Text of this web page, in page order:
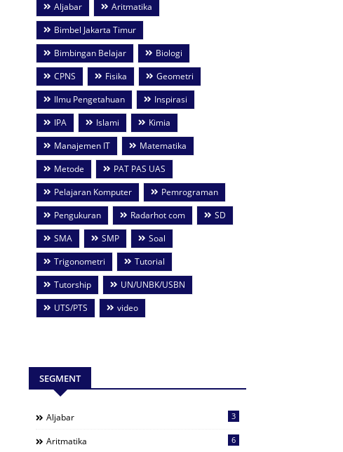
Aljabar
Aritmatika
Bimbel Jakarta Timur
Bimbingan Belajar
Biologi
CPNS
Fisika
Geometri
Ilmu Pengetahuan
Inspirasi
IPA
Islami
Kimia
Manajemen IT
Matematika
Metode
PAT PAS UAS
Pelajaran Komputer
Pemrograman
Pengukuran
Radarhot com
SD
SMA
SMP
Soal
Trigonometri
Tutorial
Tutorship
UN/UNBK/USBN
UTS/PTS
video
SEGMENT
Aljabar 3
Aritmatika 6